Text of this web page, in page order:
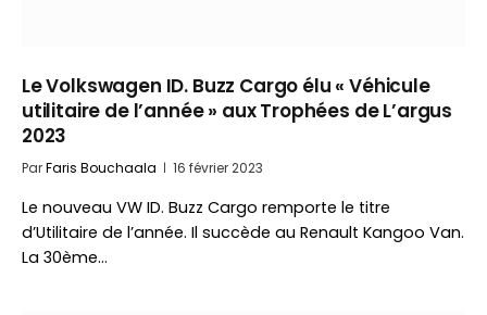
Le Volkswagen ID. Buzz Cargo élu « Véhicule
utilitaire de l’année » aux Trophées de L’argus
2023
ParFaris Bouchaala 16 février 2023
Le nouveau VW ID. Buzz Cargo remporte le titre
d’Utilitaire de l’année. Il succède au Renault Kangoo Van.
La 30ème…